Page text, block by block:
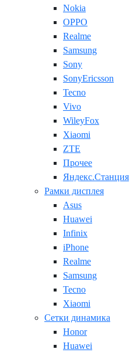
Nokia
OPPO
Realme
Samsung
Sony
SonyEricsson
Tecno
Vivo
WileyFox
Xiaomi
ZTE
Прочее
Яндекс.Станция
Рамки дисплея
Asus
Huawei
Infinix
iPhone
Realme
Samsung
Tecno
Xiaomi
Сетки динамика
Honor
Huawei